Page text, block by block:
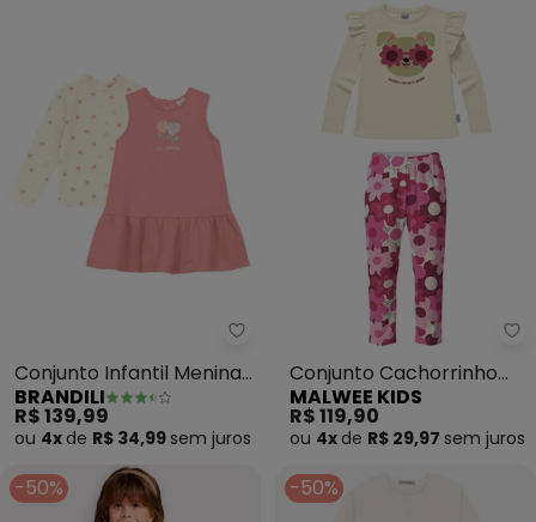
Brandili - Conjunto Infantil
Conjunto Infantil Menina
de Corações (Natural)
BRANDILI
R$ 139,99
ou 4x de R$ 34,99 sem juros
Conjunto Cachorrinho
Floral (Bege)
MALWEE KIDS
R$ 119,90
ou 4x de R$ 29,97 sem juros
-50% -50%